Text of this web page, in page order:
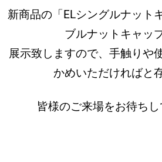
新商品の「ELシングルナット
ブルナットキャッ
展示致しますので、手触りや
かめいただければと
皆様のご来場をお待ちし